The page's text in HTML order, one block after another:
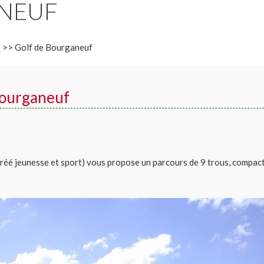
>> Golf de Bourganeuf
jeunesse et sport) vous propose un parcours de 9 trous,